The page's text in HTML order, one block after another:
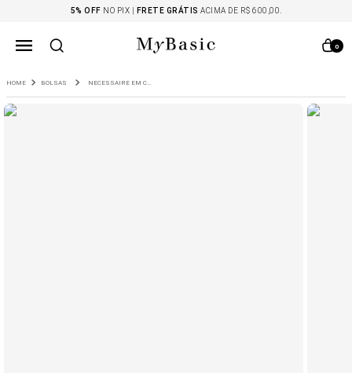
5% OFF NO PIX | FRETE GRÁTIS ACIMA DE R$ 600,00.
0
BOLSAS NECESSAIRE EM COURO MEDIA NAVASSA CARAMELO